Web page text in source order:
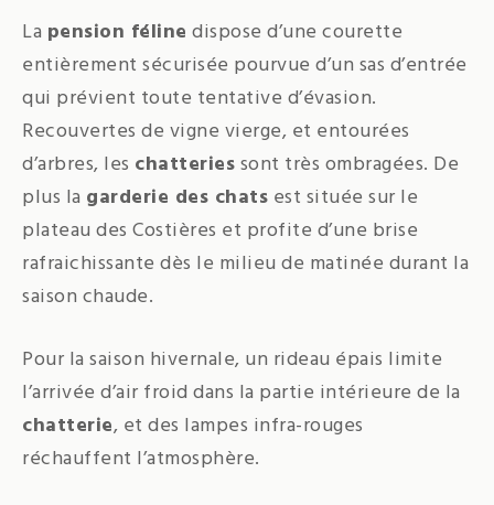
La pension féline dispose d’une courette
entièrement sécurisée pourvue d’un sas d’entrée
qui prévient toute tentative d’évasion.
Recouvertes de vigne vierge, et entourées
d’arbres, les chatteriessont très ombragées. De
plus la garderie des chats est située sur le
plateau des Costières et profite d’une brise
rafraichissante dès le milieu de matinée durant la
saison chaude.
Pour la saison hivernale, un rideau épais limite
l’arrivée d’air froid dans la partie intérieure de la
chatterie, et des lampes infra-rouges
réchauffent l’atmosphère.